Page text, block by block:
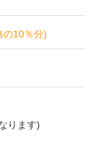
の10％分)
ります)